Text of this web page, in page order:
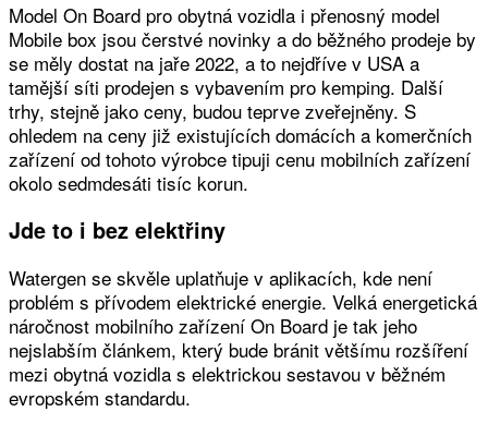
Model On Board pro obytná vozidla i přenosný model
Mobile box jsou čerstvé novinky a do běžného prodeje by
se měly dostat na jaře 2022, a to nejdříve v USA a
tamější síti prodejen s vybavením pro kemping. Další
trhy, stejně jako ceny, budou teprve zveřejněny. S
ohledem na ceny již existujících domácích a komerčních
zařízení od tohoto výrobce tipuji cenu mobilních zařízení
okolo sedmdesáti tisíc korun.
Jde to i bez elektřiny
Watergen se skvěle uplatňuje v aplikacích, kde není
problém s přívodem elektrické energie. Velká energetická
náročnost mobilního zařízení On Board je tak jeho
nejslabším článkem, který bude bránit většímu rozšíření
mezi obytná vozidla s elektrickou sestavou v běžném
evropském standardu.